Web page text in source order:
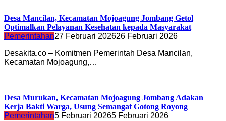
Desa Mancilan, Kecamatan Mojoagung Jombang Getol
Optimalkan Pelayanan Kesehatan kepada Masyarakat
Pemerintahan27 Februari 202626 Februari 2026
Desakita.co – Komitmen Pemerintah Desa Mancilan,
Kecamatan Mojoagung,…
Desa Murukan, Kecamatan Mojoagung Jombang Adakan
Kerja Bakti Warga, Usung Semangat Gotong Royong
Pemerintahan5 Februari 20265 Februari 2026